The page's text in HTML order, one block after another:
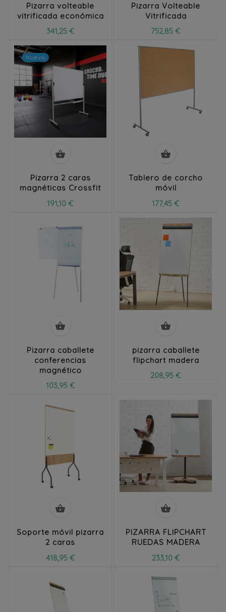
Pizarra volteable
vitrificada económica
341,25 €
Pizarra Volteable
Vitrificada
752,85 €
Nuevo

Pizarra 2 caras
magnéticas Crossfit
191,10 €

Tablero de corcho
móvil
177,45 €

Pizarra caballete
conferencias
magnético
103,95 €

pizarra caballete
flipchart madera
208,95 €

Soporte móvil pizarra
2 caras
418,95 €

PIZARRA FLIPCHART
RUEDAS MADERA
233,10 €